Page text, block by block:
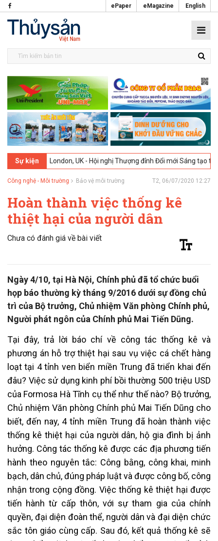
ePaper eMagazine English
Sự kiện
London, UK - Hội nghị Thượng đỉnh Đổi mới Sáng tạo trong
Công nghệ - Môi trường Bảo vệ môi trường T2, 06/07/2020 12:27
Hoàn thành việc thống kê
thiệt hại của người dân
Chưa có đánh giá về bài viết
Ngày 4/10, tại Hà Nội, Chính phủ đã tổ chức buổi
họp báo thường kỳ tháng 9/2016 dưới sự đồng chủ
trì của Bộ trưởng, Chủ nhiệm Văn phòng Chính phủ,
Người phát ngôn của Chính phủ Mai Tiến Dũng.
Tại đây, trả lời báo chí về công tác thống kê và
phương án hỗ trợ thiệt hại sau vụ việc cá chết hàng
loạt tại 4 tỉnh ven biển miền Trung đã triển khai đến
đâu? Việc sử dụng kinh phí bồi thường 500 triệu USD
của Formosa Hà Tĩnh cụ thể như thế nào? Bộ trưởng,
Chủ nhiệm Văn phòng Chính phủ Mai Tiến Dũng cho
biết, đến nay, 4 tỉnh miền Trung đã hoàn thành việc
thống kê thiệt hại của người dân, hộ gia đình bị ảnh
hưởng. Công tác thống kê được các địa phương tiến
hành theo nguyên tắc: Công bằng, công khai, minh
bạch, dân chủ, đúng pháp luật và được công bố, công
nhận trong cộng đồng. Việc thống kê thiệt hại được
tiến hành từ cấp thôn, với sự tham gia của chính
quyền, đại diện đoàn thể, người dân và đại diện chức
sắc tôn giáo cùng cấp. Sau đó, kết quả thống kê sẽ